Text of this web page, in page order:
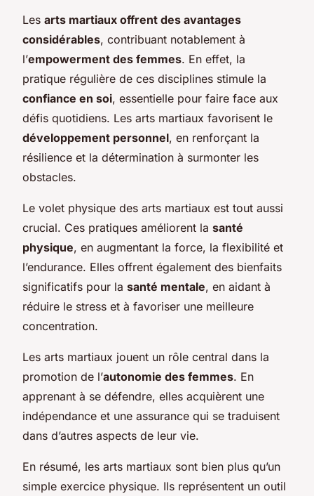
Les arts martiaux offrent des avantages
considérables, contribuant notablement à
l’empowerment des femmes. En effet, la
pratique régulière de ces disciplines stimule la
confiance en soi, essentielle pour faire face aux
défis quotidiens. Les arts martiaux favorisent le
développement personnel, en renforçant la
résilience et la détermination à surmonter les
obstacles.
Le volet physique des arts martiaux est tout aussi
crucial. Ces pratiques améliorent la santé
physique, en augmentant la force, la flexibilité et
l’endurance. Elles offrent également des bienfaits
significatifs pour la santé mentale, en aidant à
réduire le stress et à favoriser une meilleure
concentration.
Les arts martiaux jouent un rôle central dans la
promotion de l’autonomie des femmes. En
apprenant à se défendre, elles acquièrent une
indépendance et une assurance qui se traduisent
dans d’autres aspects de leur vie.
En résumé, les arts martiaux sont bien plus qu’un
simple exercice physique. Ils représentent un outil